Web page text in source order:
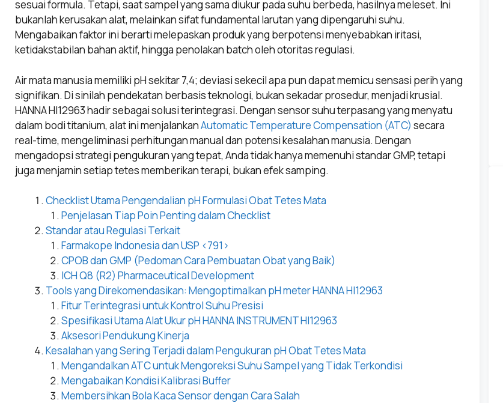
sesuai formula. Tetapi, saat sampel yang sama diukur pada suhu berbeda, hasilnya meleset. Ini
bukanlah kerusakan alat, melainkan sifat fundamental larutan yang dipengaruhi suhu.
Mengabaikan faktor ini berarti melepaskan produk yang berpotensi menyebabkan iritasi,
ketidakstabilan bahan aktif, hingga penolakan batch oleh otoritas regulasi.
Air mata manusia memiliki pH sekitar 7,4; deviasi sekecil apa pun dapat memicu sensasi perih yang
signifikan. Di sinilah pendekatan berbasis teknologi, bukan sekadar prosedur, menjadi krusial.
HANNA HI12963 hadir sebagai solusi terintegrasi. Dengan sensor suhu terpasang yang menyatu
dalam bodi titanium, alat ini menjalankanAutomatic Temperature Compensation (ATC) secara
real-time, mengeliminasi perhitungan manual dan potensi kesalahan manusia. Dengan
mengadopsi strategi pengukuran yang tepat, Anda tidak hanya memenuhi standar GMP, tetapi
juga menjamin setiap tetes memberikan terapi, bukan efek samping.
Checklist Utama Pengendalian pH Formulasi Obat Tetes Mata
Penjelasan Tiap Poin Penting dalam Checklist
Standar atau Regulasi Terkait
Farmakope Indonesia dan USP <791>
CPOB dan GMP (Pedoman Cara Pembuatan Obat yang Baik)
ICH Q8 (R2) Pharmaceutical Development
Tools yang Direkomendasikan: Mengoptimalkan pH meter HANNA HI12963
Fitur Terintegrasi untuk Kontrol Suhu Presisi
Spesifikasi Utama Alat Ukur pH HANNA INSTRUMENT HI12963
Aksesori Pendukung Kinerja
Kesalahan yang Sering Terjadi dalam Pengukuran pH Obat Tetes Mata
Mengandalkan ATC untuk Mengoreksi Suhu Sampel yang Tidak Terkondisi
Mengabaikan Kondisi Kalibrasi Buffer
Membersihkan Bola Kaca Sensor dengan Cara Salah